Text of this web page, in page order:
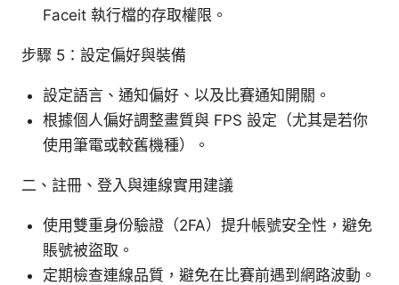
Faceit 執行檔的存取權限。
步驟 5：設定偏好與裝備
設定語言、通知偏好、以及比賽通知開關。
根據個人偏好調整畫質與 FPS 設定（尤其是若你
使用筆電或較舊機種）。
二、註冊、登入與連線實用建議
使用雙重身份驗證（2FA）提升帳號安全性，避免
賬號被盜取。
定期檢查連線品質，避免在比賽前遇到網路波動。